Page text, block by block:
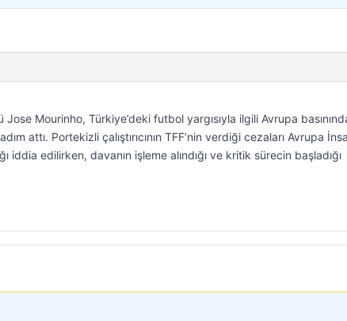
Mourinho, Türkiye’deki futbol yargısıyla ilgili Avrupa
attı. Portekizli çalıştırıcının TFF’nin verdiği cezaları Avrupa
iddia edilirken, davanın işleme alındığı ve kritik sürecin başladığı